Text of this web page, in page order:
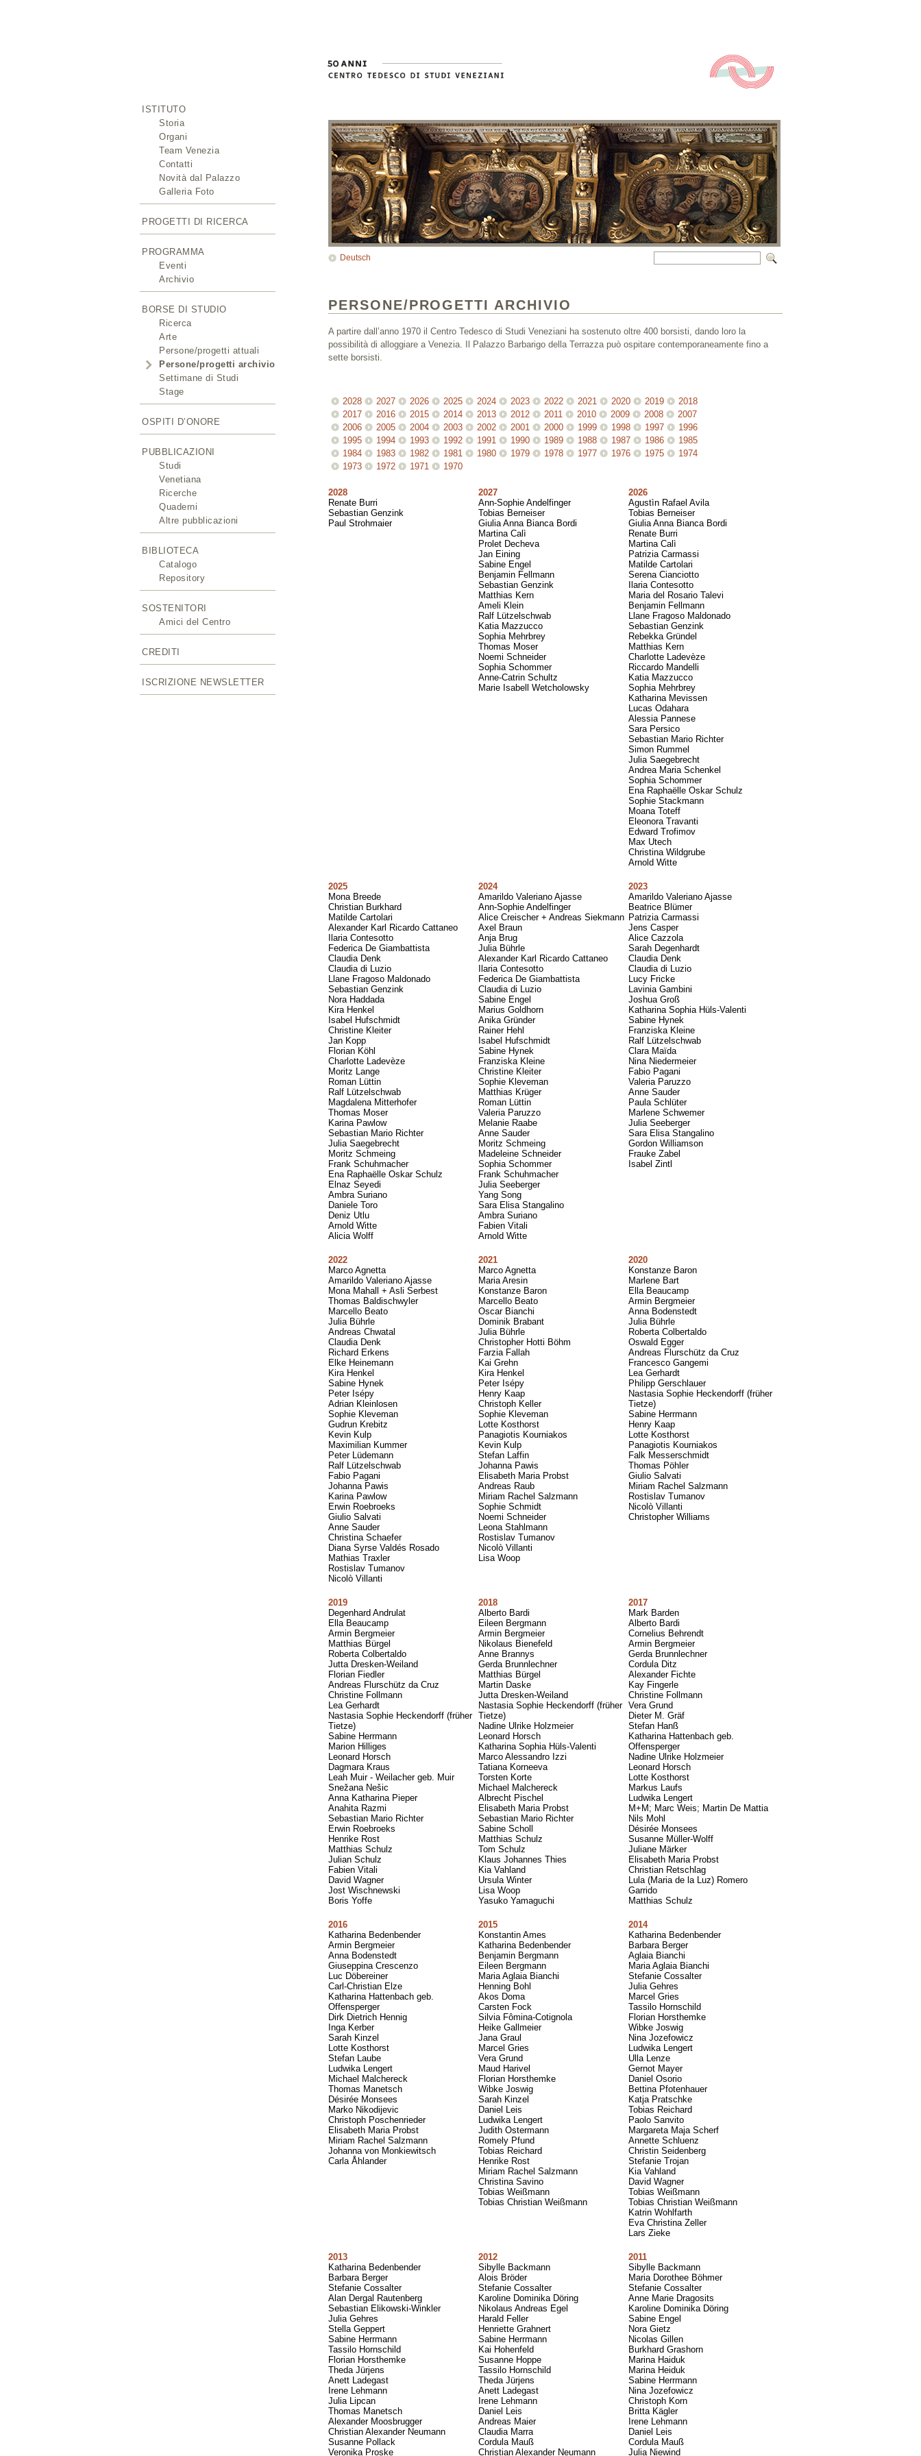
ISTITUTO
Storia
Organi
Team Venezia
Contatti
Novità dal Palazzo
Galleria Foto
PROGETTI DI RICERCA
PROGRAMMA
Eventi
Archivio
BORSE DI STUDIO
Ricerca
Arte
Persone/progetti attuali
Persone/progetti archivio
Settimane di Studi
Stage
OSPITI D’ONORE
PUBBLICAZIONI
Studi
Venetiana
Ricerche
Quaderni
Altre pubblicazioni
BIBLIOTECA
Catalogo
Repository
SOSTENITORI
Amici del Centro
CREDITI
ISCRIZIONE NEWSLETTER
Deutsch
PERSONE/PROGETTI ARCHIVIO
A partire dall’anno 1970 il Centro Tedesco di Studi Veneziani ha sostenuto oltre 400 borsisti, dando loro la
possibilità di alloggiare a Venezia. Il Palazzo Barbarigo della Terrazza può ospitare contemporaneamente fino a
sette borsisti.
2028 2027 2026 2025 2024 2023 2022 2021 2020 2019
2018
2017
2016 2015 2014 2013 2012 2011 2010 2009 2008
2007
2006
2005 2004 2003 2002 2001 2000 1999 1998 1997
1996
1995
1994 1993 1992 1991 1990 1989 1988 1987 1986
1985
1984
1983 1982 1981 1980 1979 1978 1977 1976 1975
1974
1973
1972 1971 1970
2028
Renate Burri
Sebastian Genzink
Paul Strohmaier
2027
Ann-Sophie Andelfinger
Tobias Berneiser
Giulia Anna Bianca Bordi
Martina Calì
Prolet Decheva
Jan Eining
Sabine Engel
Benjamin Fellmann
Sebastian Genzink
Matthias Kern
Ameli Klein
Ralf Lützelschwab
Katia Mazzucco
Sophia Mehrbrey
Thomas Moser
Noemi Schneider
Sophia Schommer
Anne-Catrin Schultz
Marie Isabell Wetcholowsky
2026
Agustìn Rafael Avila
Tobias Berneiser
Giulia Anna Bianca Bordi
Renate Burri
Martina Calì
Patrizia Carmassi
Matilde Cartolari
Serena Cianciotto
Ilaria Contesotto
Maria del Rosario Talevi
Benjamin Fellmann
Llane Fragoso Maldonado
Sebastian Genzink
Rebekka Gründel
Matthias Kern
Charlotte Ladevèze
Riccardo Mandelli
Katia Mazzucco
Sophia Mehrbrey
Katharina Mevissen
Lucas Odahara
Alessia Pannese
Sara Persico
Sebastian Mario Richter
Simon Rummel
Julia Saegebrecht
Andrea Maria Schenkel
Sophia Schommer
Ena Raphaëlle Oskar Schulz
Sophie Stackmann
Moana Toteff
Eleonora Travanti
Edward Trofimov
Max Utech
Christina Wildgrube
Arnold Witte
2025
Mona Breede
Christian Burkhard
Matilde Cartolari
Alexander Karl Ricardo Cattaneo
Ilaria Contesotto
Federica De Giambattista
Claudia Denk
Claudia di Luzio
Llane Fragoso Maldonado
Sebastian Genzink
Nora Haddada
Kira Henkel
Isabel Hufschmidt
Christine Kleiter
Jan Kopp
Florian Köhl
Charlotte Ladevèze
Moritz Lange
Roman Lüttin
Ralf Lützelschwab
Magdalena Mitterhofer
Thomas Moser
Karina Pawlow
Sebastian Mario Richter
Julia Saegebrecht
Moritz Schmeing
Frank Schuhmacher
Ena Raphaëlle Oskar Schulz
Elnaz Seyedi
Ambra Suriano
Daniele Toro
Deniz Utlu
Arnold Witte
Alicia Wolff
2024
Amarildo Valeriano Ajasse
Ann-Sophie Andelfinger
Alice Creischer + Andreas Siekmann
Axel Braun
Anja Brug
Julia Bührle
Alexander Karl Ricardo Cattaneo
Ilaria Contesotto
Federica De Giambattista
Claudia di Luzio
Sabine Engel
Marius Goldhorn
Anika Gründer
Rainer Hehl
Isabel Hufschmidt
Sabine Hynek
Franziska Kleine
Christine Kleiter
Sophie Kleveman
Matthias Krüger
Roman Lüttin
Valeria Paruzzo
Melanie Raabe
Anne Sauder
Moritz Schmeing
Madeleine Schneider
Sophia Schommer
Frank Schuhmacher
Julia Seeberger
Yang Song
Sara Elisa Stangalino
Ambra Suriano
Fabien Vitali
Arnold Witte
2023
Amarildo Valeriano Ajasse
Beatrice Blümer
Patrizia Carmassi
Jens Casper
Alice Cazzola
Sarah Degenhardt
Claudia Denk
Claudia di Luzio
Lucy Fricke
Lavinia Gambini
Joshua Groß
Katharina Sophia Hüls-Valenti
Sabine Hynek
Franziska Kleine
Ralf Lützelschwab
Clara Maïda
Nina Niedermeier
Fabio Pagani
Valeria Paruzzo
Anne Sauder
Paula Schlüter
Marlene Schwemer
Julia Seeberger
Sara Elisa Stangalino
Gordon Williamson
Frauke Zabel
Isabel Zintl
2022
Marco Agnetta
Amarildo Valeriano Ajasse
Mona Mahall + Asli Serbest
Thomas Baldischwyler
Marcello Beato
Julia Bührle
Andreas Chwatal
Claudia Denk
Richard Erkens
Elke Heinemann
Kira Henkel
Sabine Hynek
Peter Isépy
Adrian Kleinlosen
Sophie Kleveman
Gudrun Krebitz
Kevin Kulp
Maximilian Kummer
Peter Lüdemann
Ralf Lützelschwab
Fabio Pagani
Johanna Pawis
Karina Pawlow
Erwin Roebroeks
Giulio Salvati
Anne Sauder
Christina Schaefer
Diana Syrse Valdés Rosado
Mathias Traxler
Rostislav Tumanov
Nicolò Villanti
2021
Marco Agnetta
Maria Aresin
Konstanze Baron
Marcello Beato
Oscar Bianchi
Dominik Brabant
Julia Bührle
Christopher Hotti Böhm
Farzia Fallah
Kai Grehn
Kira Henkel
Peter Isépy
Henry Kaap
Christoph Keller
Sophie Kleveman
Lotte Kosthorst
Panagiotis Kourniakos
Kevin Kulp
Stefan Laffin
Johanna Pawis
Elisabeth Maria Probst
Andreas Raub
Miriam Rachel Salzmann
Sophie Schmidt
Noemi Schneider
Leona Stahlmann
Rostislav Tumanov
Nicolò Villanti
Lisa Woop
2020
Konstanze Baron
Marlene Bart
Ella Beaucamp
Armin Bergmeier
Anna Bodenstedt
Julia Bührle
Roberta Colbertaldo
Oswald Egger
Andreas Flurschütz da Cruz
Francesco Gangemi
Lea Gerhardt
Philipp Gerschlauer
Nastasia Sophie Heckendorff (früher
Tietze)
Sabine Herrmann
Henry Kaap
Lotte Kosthorst
Panagiotis Kourniakos
Falk Messerschmidt
Thomas Pöhler
Giulio Salvati
Miriam Rachel Salzmann
Rostislav Tumanov
Nicolò Villanti
Christopher Williams
2019
Degenhard Andrulat
Ella Beaucamp
Armin Bergmeier
Matthias Bürgel
Roberta Colbertaldo
Jutta Dresken-Weiland
Florian Fiedler
Andreas Flurschütz da Cruz
Christine Follmann
Lea Gerhardt
Nastasia Sophie Heckendorff (früher
Tietze)
Sabine Herrmann
Marion Hilliges
Leonard Horsch
Dagmara Kraus
Leah Muir - Weilacher geb. Muir
Snežana Nešic
Anna Katharina Pieper
Anahita Razmi
Sebastian Mario Richter
Erwin Roebroeks
Henrike Rost
Matthias Schulz
Julian Schulz
Fabien Vitali
David Wagner
Jost Wischnewski
Boris Yoffe
2018
Alberto Bardi
Eileen Bergmann
Armin Bergmeier
Nikolaus Bienefeld
Anne Brannys
Gerda Brunnlechner
Matthias Bürgel
Martin Daske
Jutta Dresken-Weiland
Nastasia Sophie Heckendorff (früher
Tietze)
Nadine Ulrike Holzmeier
Leonard Horsch
Katharina Sophia Hüls-Valenti
Marco Alessandro Izzi
Tatiana Korneeva
Torsten Korte
Michael Malchereck
Albrecht Pischel
Elisabeth Maria Probst
Sebastian Mario Richter
Sabine Scholl
Matthias Schulz
Tom Schulz
Klaus Johannes Thies
Kia Vahland
Ursula Winter
Lisa Woop
Yasuko Yamaguchi
2017
Mark Barden
Alberto Bardi
Cornelius Behrendt
Armin Bergmeier
Gerda Brunnlechner
Cordula Ditz
Alexander Fichte
Kay Fingerle
Christine Follmann
Vera Grund
Dieter M. Gräf
Stefan Hanß
Katharina Hattenbach geb.
Offensperger
Nadine Ulrike Holzmeier
Leonard Horsch
Lotte Kosthorst
Markus Laufs
Ludwika Lengert
M+M; Marc Weis; Martin De Mattia
Nils Mohl
Désirée Monsees
Susanne Müller-Wolff
Juliane Märker
Elisabeth Maria Probst
Christian Retschlag
Lula (Maria de la Luz) Romero
Garrido
Matthias Schulz
2016
Katharina Bedenbender
Armin Bergmeier
Anna Bodenstedt
Giuseppina Crescenzo
Luc Döbereiner
Carl-Christian Elze
Katharina Hattenbach geb.
Offensperger
Dirk Dietrich Hennig
Inga Kerber
Sarah Kinzel
Lotte Kosthorst
Stefan Laube
Ludwika Lengert
Michael Malchereck
Thomas Manetsch
Désirée Monsees
Marko Nikodijevic
Christoph Poschenrieder
Elisabeth Maria Probst
Miriam Rachel Salzmann
Johanna von Monkiewitsch
Carla Åhlander
2015
Konstantin Ames
Katharina Bedenbender
Benjamin Bergmann
Eileen Bergmann
Maria Aglaia Bianchi
Henning Bohl
Akos Doma
Carsten Fock
Silvia Fômina-Cotignola
Heike Gallmeier
Jana Graul
Marcel Gries
Vera Grund
Maud Harivel
Florian Horsthemke
Wibke Joswig
Sarah Kinzel
Daniel Leis
Ludwika Lengert
Judith Ostermann
Romely Pfund
Tobias Reichard
Henrike Rost
Miriam Rachel Salzmann
Christina Savino
Tobias Weißmann
Tobias Christian Weißmann
2014
Katharina Bedenbender
Barbara Berger
Aglaia Bianchi
Maria Aglaia Bianchi
Stefanie Cossalter
Julia Gehres
Marcel Gries
Tassilo Hornschild
Florian Horsthemke
Wibke Joswig
Nina Jozefowicz
Ludwika Lengert
Ulla Lenze
Gernot Mayer
Daniel Osorio
Bettina Pfotenhauer
Katja Pratschke
Tobias Reichard
Paolo Sanvito
Margareta Maja Scherf
Annette Schluenz
Christin Seidenberg
Stefanie Trojan
Kia Vahland
David Wagner
Tobias Weißmann
Tobias Christian Weißmann
Katrin Wohlfarth
Eva Christina Zeller
Lars Zieke
2013
Katharina Bedenbender
Barbara Berger
Stefanie Cossalter
Alan Dergal Rautenberg
Sebastian Elikowski-Winkler
Julia Gehres
Stella Geppert
Sabine Herrmann
Tassilo Hornschild
Florian Horsthemke
Theda Jürjens
Anett Ladegast
Irene Lehmann
Julia Lipcan
Thomas Manetsch
Alexander Moosbrugger
Christian Alexander Neumann
Susanne Pollack
Veronika Proske
2012
Sibylle Backmann
Alois Bröder
Stefanie Cossalter
Karoline Dominika Döring
Nikolaus Andreas Egel
Harald Feller
Henriette Grahnert
Sabine Herrmann
Kai Hohenfeld
Susanne Hoppe
Tassilo Hornschild
Theda Jürjens
Anett Ladegast
Irene Lehmann
Daniel Leis
Andreas Maier
Claudia Marra
Cordula Mauß
Christian Alexander Neumann
2011
Sibylle Backmann
Maria Dorothee Böhmer
Stefanie Cossalter
Anne Marie Dragosits
Karoline Dominika Döring
Sabine Engel
Nora Gietz
Nicolas Gillen
Burkhard Grashorn
Marina Haiduk
Marina Heiduk
Sabine Herrmann
Nina Jozefowicz
Christoph Korn
Britta Kägler
Irene Lehmann
Daniel Leis
Cordula Mauß
Julia Niewind